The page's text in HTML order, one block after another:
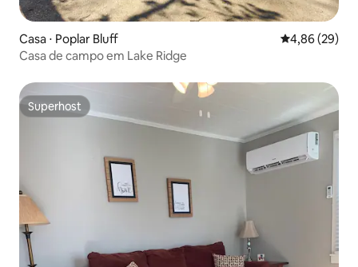
Casa ⋅ Poplar Bluff 4,86 de uma
4,86 (29)
Casa de campo em Lake Ridge
Superhost
Superhost